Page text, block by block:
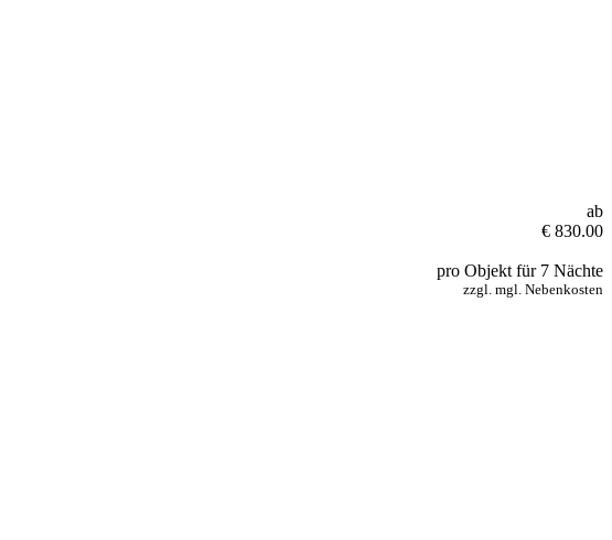
ab
€ 830.00
pro Objekt für 7 Nächte
zzgl. mgl. Nebenkosten